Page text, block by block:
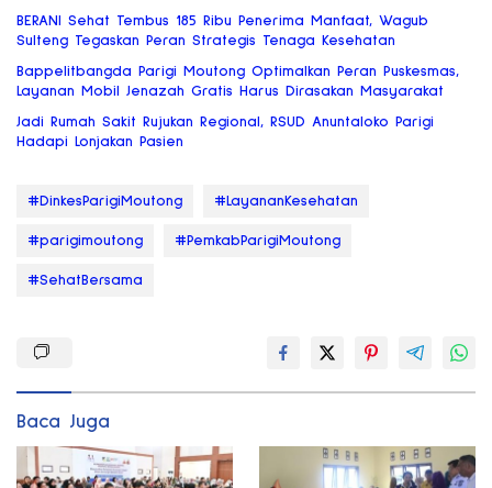
BERANI Sehat Tembus 185 Ribu Penerima Manfaat, Wagub
Sulteng Tegaskan Peran Strategis Tenaga Kesehatan
Bappelitbangda Parigi Moutong Optimalkan Peran Puskesmas,
Layanan Mobil Jenazah Gratis Harus Dirasakan Masyarakat
Jadi Rumah Sakit Rujukan Regional, RSUD Anuntaloko Parigi
Hadapi Lonjakan Pasien
#DinkesParigiMoutong #LayananKesehatan
#parigimoutong #PemkabParigiMoutong
#SehatBersama
Baca Juga